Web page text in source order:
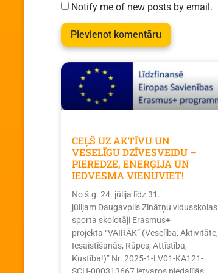
Notify me of new posts by email.
CEĻŠ UZ AKTĪVU UN
VESELĪGU DZĪVESVEIDU –
PIEREDZE, ENERĢIJA UN
IEDVESMA VIENUVIET!
No š.g. 24. jūlija līdz 31.
jūlijam Daugavpils Zinātņu vidusskolas
sporta skolotāji Erasmus+
projekta “VAIRĀK” (Veselība, Aktivitāte,
Iesaistīšanās, Rūpes, Attīstība,
Kustība!)” Nr. 2025-1-LV01-KA121-